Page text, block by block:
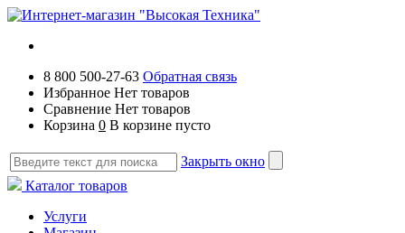
8 800 500-27-63 Обратная связь
Избранное Нет товаров
Сравнение Нет товаров
Корзина 0 В корзине пусто
Закрыть окно
Каталог товаров
Услуги